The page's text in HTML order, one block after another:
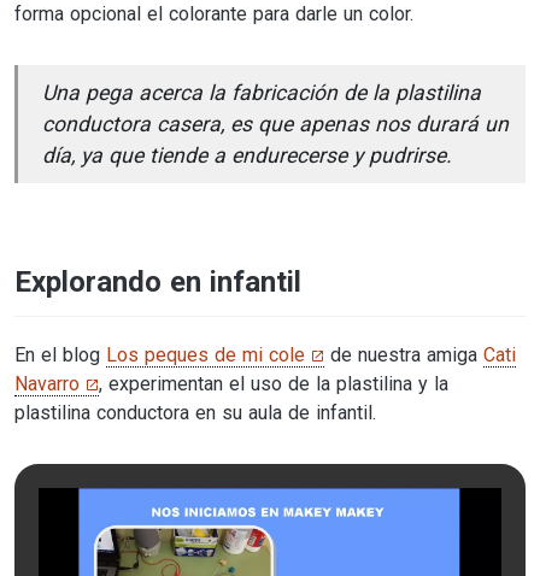
forma opcional el colorante para darle un color.
Una pega acerca la fabricación de la plastilina
conductora casera, es que apenas nos durará un
día, ya que tiende a endurecerse y pudrirse.
Explorando en infantil
En el blog Los peques de mi cole de nuestra amiga Cati
Navarro
, experimentan el uso de la plastilina y la
plastilina conductora en su aula de infantil.